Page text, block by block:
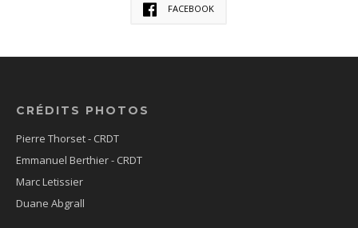
FACEBOOK
CRÉDITS PHOTOS
Pierre Thorset - CRDT
Emmanuel Berthier - CRDT
Marc Letissier
Duane Abgrall